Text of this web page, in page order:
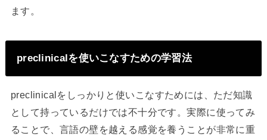
ます。
preclinicalを使いこなすための学習法
preclinicalをしっかりと使いこなすためには、ただ知識
として持っているだけでは不十分です。実際に使ってみ
ることで、言語の壁を越える感覚を養うことが非常に重